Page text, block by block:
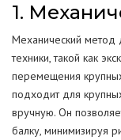
1.
Механический метод
техники, такой как
перемещения
подходит для
вручную. Он
балку, минимизируя